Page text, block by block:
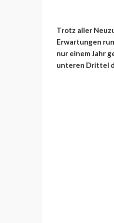
Trotz aller
Erwartungen
nur einem Jahr
unteren Drittel